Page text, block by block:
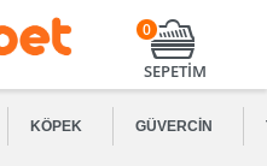
0
SEPETİM
KÖPEK GÜVERCIN